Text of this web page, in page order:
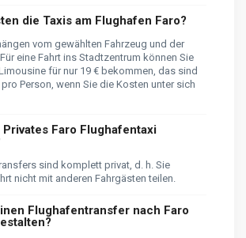
die Taxis am Flughafen Faro?
vom gewählten Fahrzeug und der
eine Fahrt ins Stadtzentrum können Sie
für nur 19 € bekommen, das sind
Person, wenn Sie die Kosten unter sich
Privates Faro Flughafentaxi
sind komplett privat, d. h. Sie
nicht mit anderen Fahrgästen teilen.
Flughafentransfer nach Faro